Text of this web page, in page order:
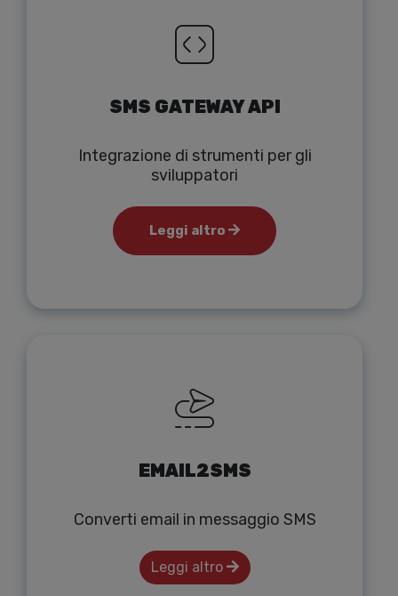
SMS GATEWAY API
Integrazione di strumenti per gli
sviluppatori
Leggi altro
EMAIL2SMS
Converti email in messaggio SMS
Leggi altro